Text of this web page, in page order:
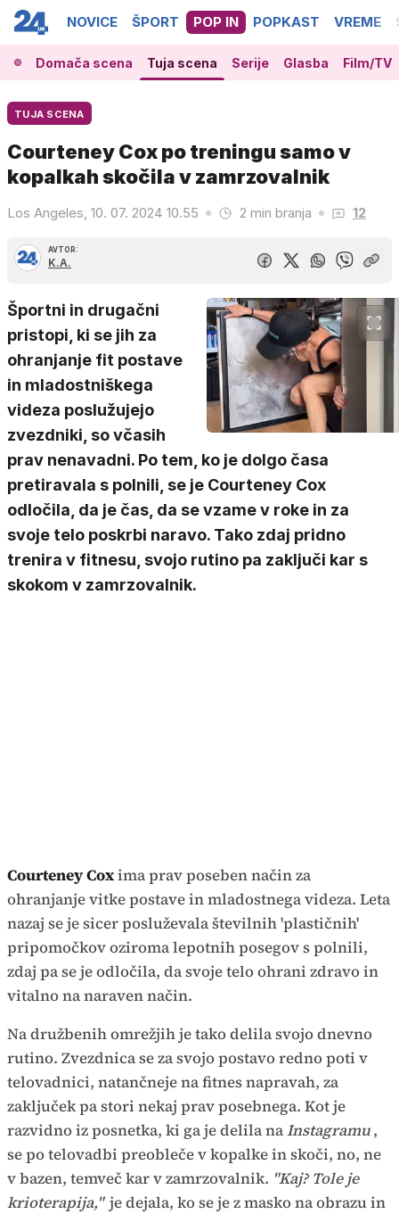
NOVICE ŠPORT POP IN POPKAST VREME
Domača scena Tuja scena Serije Glasba Film/TV
TUJA SCENA
Courteney Cox po treningu samo v
kopalkah skočila v zamrzovalnik
Los Angeles, 10. 07. 2024 10.55 2 min branja 12
AVTOR:
K.A.
Športni in drugačni
pristopi, ki se jih za
ohranjanje fit postave
in mladostniškega
videza poslužujejo
zvezdniki, so včasih
prav nenavadni. Po tem, ko je dolgo časa
pretiravala s polnili, se je Courteney Cox
odločila, da je čas, da se vzame v roke in za
svoje telo poskrbi naravo. Tako zdaj pridno
trenira v fitnesu, svojo rutino pa zaključi kar s
skokom v zamrzovalnik.
Courteney Coxima prav poseben način za
ohranjanje vitke postave in mladostnega videza. Leta
nazaj se je sicer posluževala številnih 'plastičnih'
pripomočkov oziroma lepotnih posegov s polnili,
zdaj pa se je odločila, da svoje telo ohrani zdravo in
vitalno na naraven način.
Na družbenih omrežjih je tako delila svojo dnevno
rutino. Zvezdnica se za svojo postavo redno poti v
telovadnici, natančneje na fitnes napravah, za
zaključek pa stori nekaj prav posebnega. Kot je
razvidno iz posnetka, ki ga je delila naInstagramu,
se po telovadbi preobleče v kopalke in skoči, no, ne
v bazen, temveč kar v zamrzovalnik. "Kaj? Tole je
krioterapija," je dejala, ko se je z masko na obrazu in